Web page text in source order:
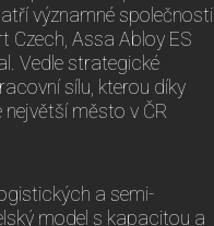
významné společnosti
Czech, Assa Abloy ES
Vedle strategické
sílu, kterou díky
město v ČR
a semi-
model s kapacitou a